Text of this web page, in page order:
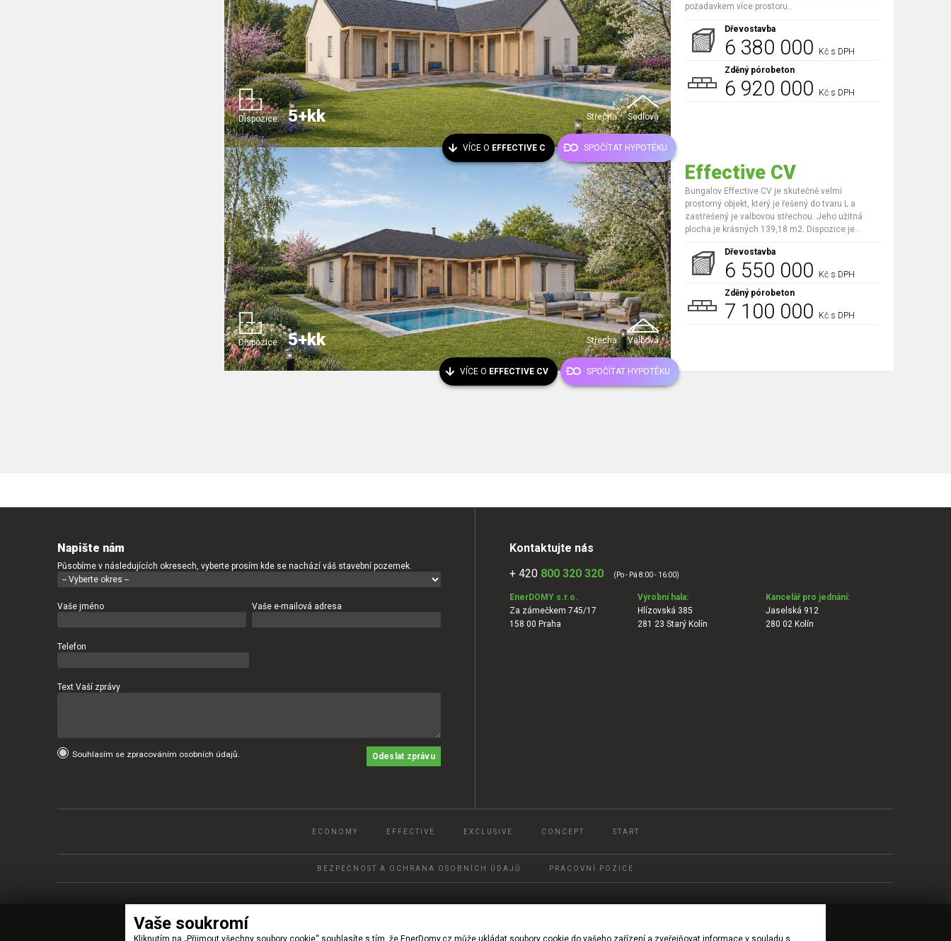
Vaše soukromí
Kliknutím na „Přijmout všechny soubory cookie“ souhlasíte s tím, že EnerDomy.cz může ukládat soubory cookie do vašeho zařízení a zveřejňovat informace v souladu s
Střecha: Sedlová
Dispozice: 5+kk
požadavkem více prostoru..
Dřevostavba
6 380 000
Kč s DPH
Zděný pórobeton
6 920 000 Kč s DPH
VÍCE O EFFECTIVE C SPOČÍTAT HYPOTÉKU
Střecha: Valbová
Dispozice: 5+kk
Effective CV
Bungalov Effective CV je skutečně velmi
prostorný objekt, který je řešený do tvaru L a
zastřešený je valbovou střechou. Jeho užitná
plocha je krásných 139,18 m2. Dispozice je ..
Dřevostavba
6 550 000
Kč s DPH
Zděný pórobeton
7 100 000 Kč s DPH
VÍCE O EFFECTIVE CV SPOČÍTAT HYPOTÉKU
Napište nám
Působíme v následujících okresech, vyberte prosím kde se nachází váš stavební pozemek.
Vaše jméno Vaše e-mailová adresa
Telefon
Text Vaší zprávy
Souhlasím se zpracováním osobních údajů. Odeslat zprávu
Kontaktujte nás
+ 420 800 320 320 (Po - Pá 8:00 - 16:00)
EnerDOMY s.r.o.
Za zámečkem 745/17
158 00 Praha
Výrobní hala:
Hlízovská 385
281 23 Starý Kolín
Kancelář pro jednání:
Jaselská 912
280 02 Kolín
ECONOMY EFFECTIVE EXCLUSIVE CONCEPT START
BEZPEČNOST A OCHRANA OSOBNÍCH ÚDAJŮ PRACOVNÍ POZICE